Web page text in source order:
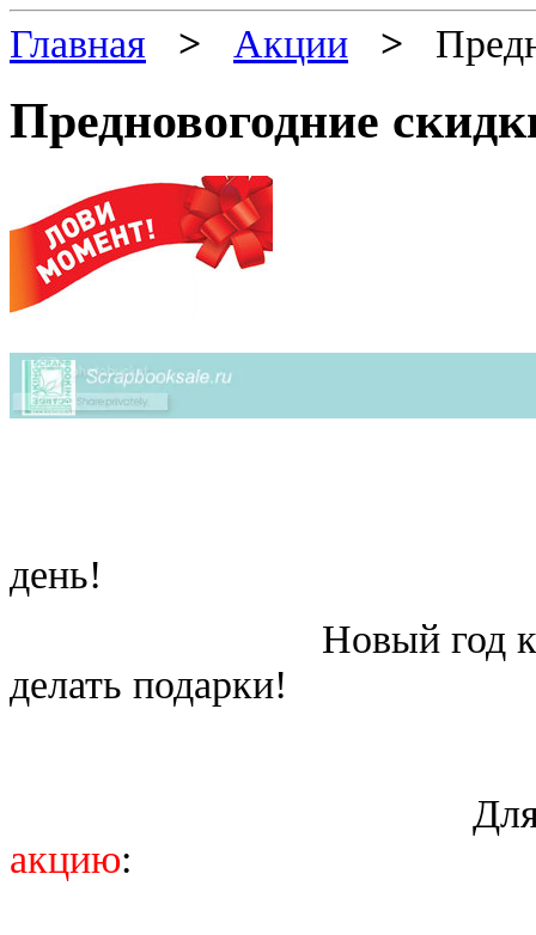
Главная > Акции >
Предновогодние
день!
Новый год к нам
делать подарки!
Для Вас мы
акцию: